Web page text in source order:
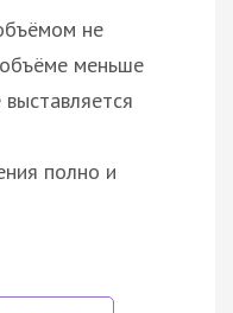
не
меньше
полно и